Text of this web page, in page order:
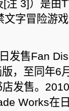
注 3]）是由
字冒险游
发售Fan
，至同年6
发售。
Works在